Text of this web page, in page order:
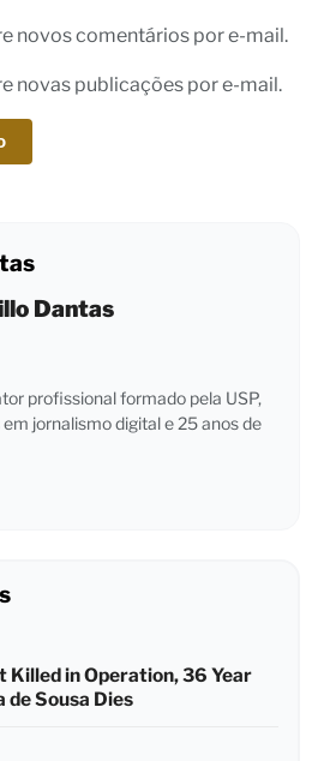
novos comentários por e-mail.
novas publicações por e-mail.
Dantas
profissional formado pela USP,
jornalismo digital e 25 anos de
Killed in Operation, 36 Year
de Sousa Dies